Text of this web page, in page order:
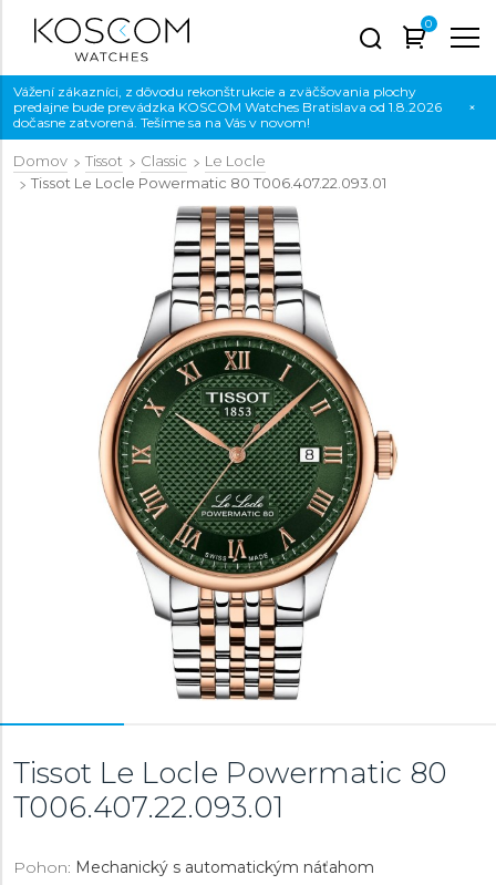
0
Vážení zákazníci, z dôvodu rekonštrukcie a zväčšovania plochy
predajne bude prevádzka KOSCOM Watches Bratislava od 1.8.2026
dočasne zatvorená. Tešíme sa na Vás v novom!
×
Domov Tissot Classic
Le Locle
Tissot Le Locle Powermatic 80 T006.407.22.093.01
Tissot Le Locle Powermatic 80
T006.407.22.093.01
Pohon: Mechanický s automatickým náťahom